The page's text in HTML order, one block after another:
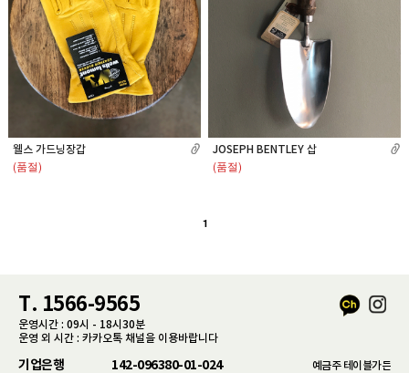
웰스 가드닝장갑
(품절)
JOSEPH BENTLEY 삽
(품절)
1
T. 1566-9565
운영시간 : 09시 - 18시30분
운영 외 시간 : 카카오톡 채널을 이용바랍니다
기업은행 142-096380-01-024 예금주 테이블가든